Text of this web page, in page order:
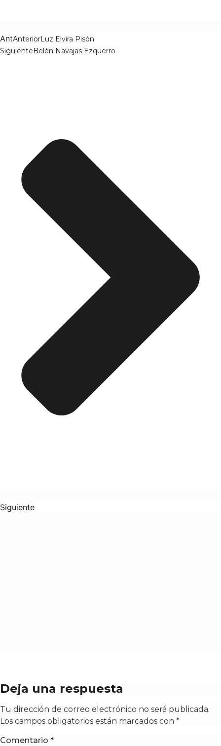
AntAnteriorLuz Elvira Pisón
SiguienteBelén Navajas Ezquerro
Siguiente
Deja una respuesta
Tu dirección de correo electrónico no será publicada.
Los campos obligatorios están marcados con *
Comentario *